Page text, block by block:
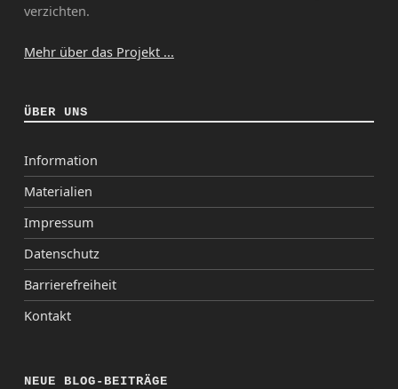
verzichten.
Mehr über das Projekt ...
ÜBER UNS
Information
Materialien
Impressum
Datenschutz
Barrierefreiheit
Kontakt
NEUE BLOG-BEITRÄGE